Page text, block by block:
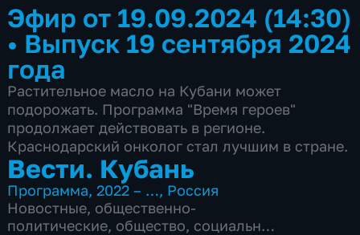
Эфир от 19.09.2024 (14:30)
• Выпуск 19 сентября 2024
года
Растительное масло на Кубани может
подорожать. Программа "Время героев"
продолжает действовать в регионе.
Краснодарский онколог стал лучшим в стране.
Вести. Кубань
Программа,2022 – …, Россия
Новостные, общественно-
политические, общество, социально-